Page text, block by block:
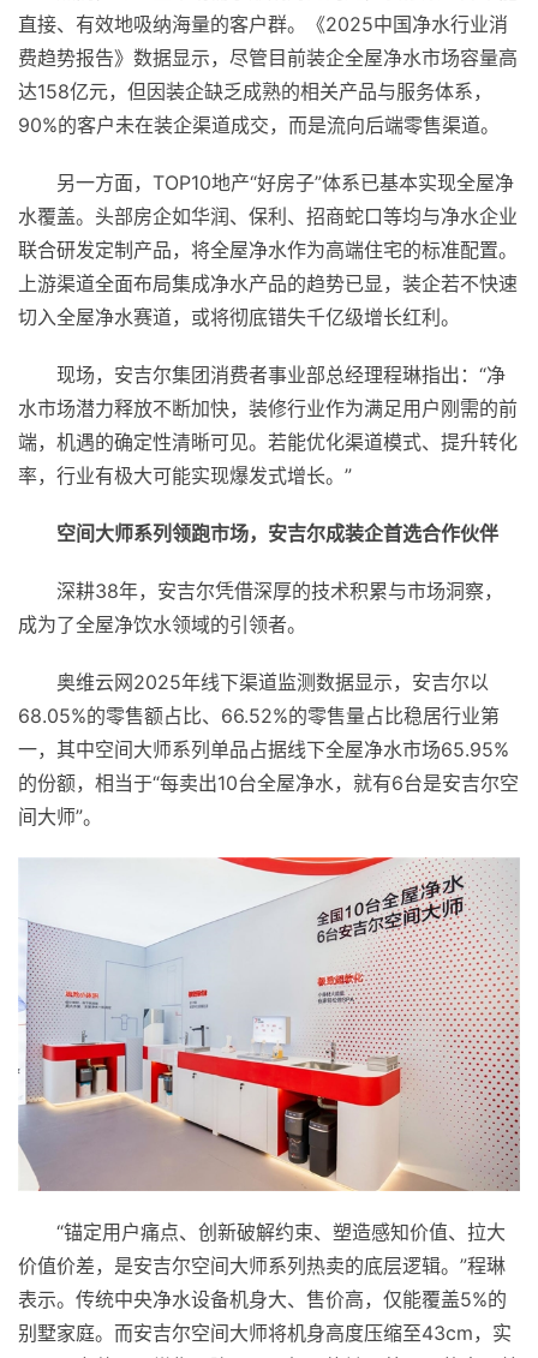
直接、有效地吸纳海量的客户群。《2025中国净水行业消
费趋势报告》数据显示，尽管目前装企全屋净水市场容量高
达158亿元，但因装企缺乏成熟的相关产品与服务体系，
90%的客户未在装企渠道成交，而是流向后端零售渠道。
另一方面，TOP10地产“好房子”体系已基本实现全屋净
水覆盖。头部房企如华润、保利、招商蛇口等均与净水企业
联合研发定制产品，将全屋净水作为高端住宅的标准配置。
上游渠道全面布局集成净水产品的趋势已显，装企若不快速
切入全屋净水赛道，或将彻底错失千亿级增长红利。
现场，安吉尔集团消费者事业部总经理程琳指出：“净
水市场潜力释放不断加快，装修行业作为满足用户刚需的前
端，机遇的确定性清晰可见。若能优化渠道模式、提升转化
率，行业有极大可能实现爆发式增长。”
空间大师系列领跑市场，安吉尔成装企首选合作伙伴
深耕38年，安吉尔凭借深厚的技术积累与市场洞察，
成为了全屋净饮水领域的引领者。
奥维云网2025年线下渠道监测数据显示，安吉尔以
68.05%的零售额占比、66.52%的零售量占比稳居行业第
一，其中空间大师系列单品占据线下全屋净水市场65.95%
的份额，相当于“每卖出10台全屋净水，就有6台是安吉尔空
间大师”。
“锚定用户痛点、创新破解约束、塑造感知价值、拉大
价值价差，是安吉尔空间大师系列热卖的底层逻辑。”程琳
表示。传统中央净水设备机身大、售价高，仅能覆盖5%的
别墅家庭。而安吉尔空间大师将机身高度压缩至43cm，实